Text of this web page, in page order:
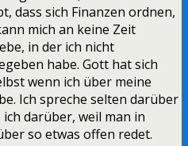
dass sich Finanzen ordnen,
mich an keine Zeit
in der ich nicht
habe. Gott hat sich
wenn ich über meine
Ich spreche selten darüber
darüber, weil man in
so etwas offen redet.